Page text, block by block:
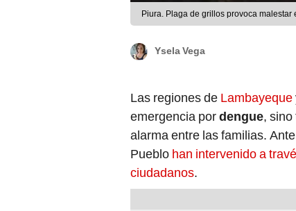
Piura. Plaga de grillos provoca
Ysela Vega
Las regiones de Lambayeque
emergencia pordengue,
alarma entre las familias.
Pueblo han intervenido a
ciudadanos.